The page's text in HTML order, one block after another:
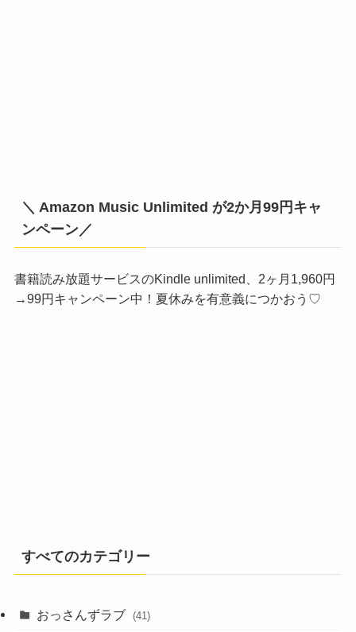
＼ Amazon Music Unlimited が2か月99円キャ
ンペーン／
書籍読み放題サービスのKindle unlimited、2ヶ月1,960円
→99円キャンペーン中！夏休みを有意義につかおう♡
すべてのカテゴリー
おっさんずラブ (41)